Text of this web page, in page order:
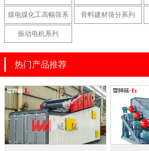
煤电煤化工高幅筛系
列
骨料建材筛分系列
振动电机系列
热门产品推荐